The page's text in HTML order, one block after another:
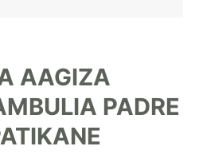
AAGIZA
PADRE